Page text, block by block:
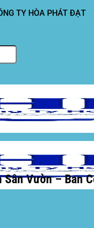
TY HÒA PHÁT ĐẠT
Sân Vườn – Ban